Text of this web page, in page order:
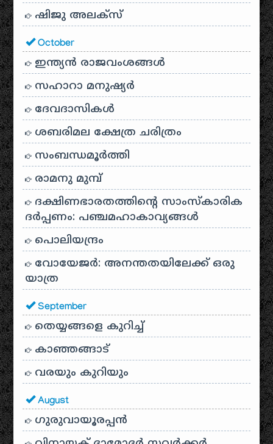
ഷിജു അലക്സ്
October
ഇന്ത്യൻ രാജവംശങ്ങൾ
സഹാറാ മനുഷ്യർ
ദേവദാസികൾ
ശബരിമല ക്ഷേത്ര ചരിത്രം
സംബന്ധമൂർത്തി
രാമനു മുമ്പ്
ദക്ഷിണഭാരതത്തിൻ്റെ സാംസ്കാരിക
ദർപ്പണം: പഞ്ചമഹാകാവ്യങ്ങൾ
പൊലിയന്ദ്രം
വോയേജർ: അനന്തതയിലേക്ക് ഒരു
യാത്ര
September
തെയ്യങ്ങളെ കുറിച്ച്
കാഞ്ഞങ്ങാട്
വരയും കുറിയും
August
ഗുരുവായൂരപ്പൻ